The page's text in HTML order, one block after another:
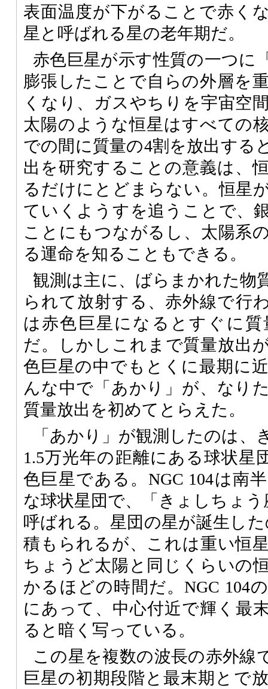
表面温度が下がることで赤く
星と呼ばれる星の老年期だ。
赤色巨星が示す性質の一つに
膨張したことで自らの外層を
くなり、ガスやちりを宇宙空
太陽のような恒星はすべての
での間に質量の4割を放出する
出を研究することの意義は、
るだけにとどまらない。恒星
ていくようすを追うことで、
ことにもつながるし、太陽系
る運命を知ることもできる。
観測は主に、ばらまかれた物
られて放射する、赤外線で行
は赤色巨星になるとすぐに
だ。しかしこれまで質量放出
色巨星の中でもとくに最期に
んな中で「あかり」が、なり
質量放出を初めてとらえた。
「あかり」が観測したのは、
1.5万光年の距離にある球状星
色巨星である。NGC 104は南
な球状星団で、「きょしちょう
呼ばれる。星団の星が誕生し
積もられるが、これは重い恒
ちょうど太陽と同じくらいの
かるほどの時間だ。NGC 104
にあって、中心付近で輝く最
ると暗く写っている。
この星を複数の波長の赤外線
巨星の初期段階と最末期とで